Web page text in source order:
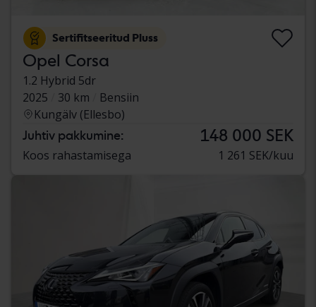
Sertifitseeritud Pluss
Opel Corsa
1.2 Hybrid 5dr
2025
30 km
Bensiin
Kungälv (Ellesbo)
Juhtiv pakkumine: 148 000 SEK
Koos rahastamisega 1 261 SEK/kuu